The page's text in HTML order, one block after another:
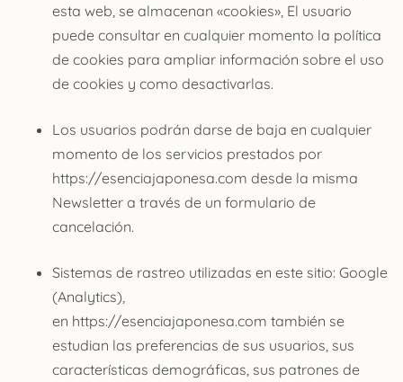
esta web, se almacenan «cookies», El usuario
puede consultar en cualquier momento la política
de cookies para ampliar información sobre el uso
de cookies y como desactivarlas.
Los usuarios podrán darse de baja en cualquier
momento de los servicios prestados por
https://esenciajaponesa.com desde la misma
Newsletter a través de un formulario de
cancelación.
Sistemas de rastreo utilizadas en este sitio: Google
(Analytics),
en https://esenciajaponesa.com también se
estudian las preferencias de sus usuarios, sus
características demográficas, sus patrones de